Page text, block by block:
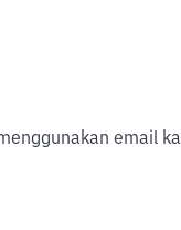
email